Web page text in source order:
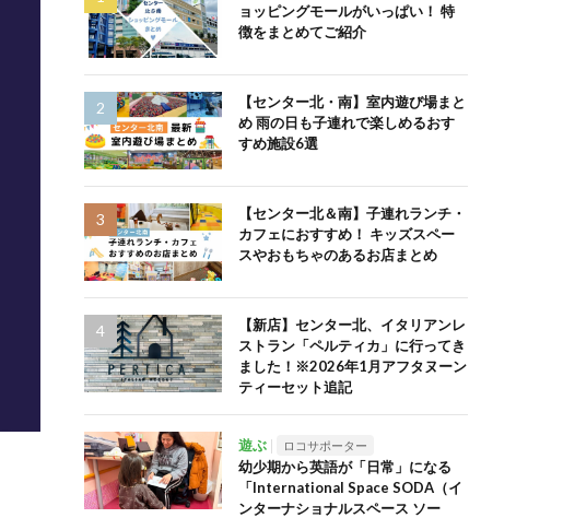
ョッピングモールがいっぱい！ 特
徴をまとめてご紹介
【センター北・南】室内遊び場まと
め 雨の日も子連れで楽しめるおす
すめ施設6選
【センター北＆南】子連れランチ・
カフェにおすすめ！ キッズスペー
スやおもちゃのあるお店まとめ
【新店】センター北、イタリアンレ
ストラン「ペルティカ」に行ってき
ました！※2026年1月アフタヌーン
ティーセット追記
遊ぶ ロコサポーター
幼少期から英語が「日常」になる
「International Space SODA（イ
ンターナショナルスペース ソー